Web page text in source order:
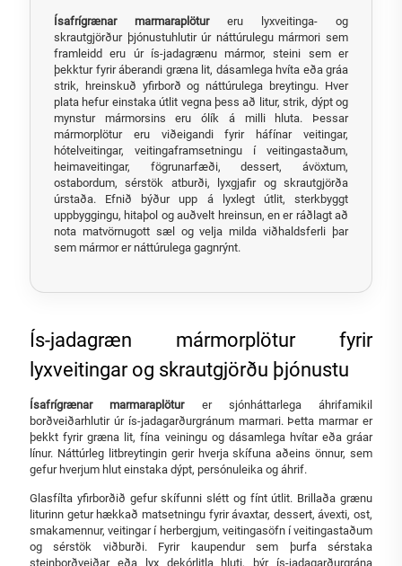
Ísafrígrænar marmaraplötur eru lyxveitinga- og
skrautgjörður þjónustuhlutir úr náttúrulegu mármori sem
framleidd eru úr ís-jadagrænu mármor, steini sem er
þekktur fyrir áberandi græna lit, dásamlega hvíta eða gráa
strik, hreinskuð yfirborð og náttúrulega breytingu. Hver
plata hefur einstaka útlit vegna þess að litur, strik, dýpt og
mynstur mármorsins eru ólík á milli hluta. Þessar
mármorplötur eru viðeigandi fyrir háfínar veitingar,
hótelveitingar, veitingaframsetningu í veitingastaðum,
heimaveitingar, fögrunarfæði, dessert, ávöxtum,
ostabordum, sérstök atburði, lyxgjafir og skrautgjörða
úrstaða. Efnið býður upp á lyxlegt útlit, sterkbyggt
uppbyggingu, hitaþol og auðvelt hreinsun, en er ráðlagt að
nota matvörnugott sæl og velja milda viðhaldsferli þar
sem mármor er náttúrulega gagnrýnt.
Ís-jadagræn mármorplötur fyrir
lyxveitingar og skrautgjörðu þjónustu
Ísafrígrænar marmaraplötur er sjónháttarlega áhrifamikil
borðveiðarhlutir úr ís-jadagarðurgránum marmari. Þetta marmar er
þekkt fyrir græna lit, fína veiningu og dásamlega hvítar eða gráar
línur. Náttúrleg litbreytingin gerir hverja skífuna aðeins önnur, sem
gefur hverjum hlut einstaka dýpt, persónuleika og áhrif.
Glasfílta yfirborðið gefur skífunni slétt og fínt útlit. Brillaða grænu
liturinn getur hækkað matsetningu fyrir ávaxtar, dessert, ávexti, ost,
smakamennur, veitingar í herbergjum, veitingasöfn í veitingastaðum
og sérstök viðburði. Fyrir kaupendur sem þurfa sérstaka
steinborðveiðar eða lyx dekórlitla hluti, býr ís-jadagarðurgrána